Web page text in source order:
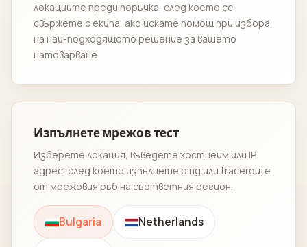
локациите преди поръчка, след което се
свържете с екипа, ако искате помощ при избора
на най-подходящото решение за вашето
натоварване.
Изпълнете мрежов тест
Изберете локация, въведете хостнейм или IP
адрес, след което изпълнете ping или traceroute
от мрежовия ръб на съответния регион.
Bulgaria Netherlands